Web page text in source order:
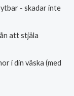
- skadar inte
att stjäla
i din väska (med